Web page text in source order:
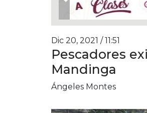
Previous
Dic 20, 2021 / 11:51
Pescadores
Mandinga
Ángeles Montes